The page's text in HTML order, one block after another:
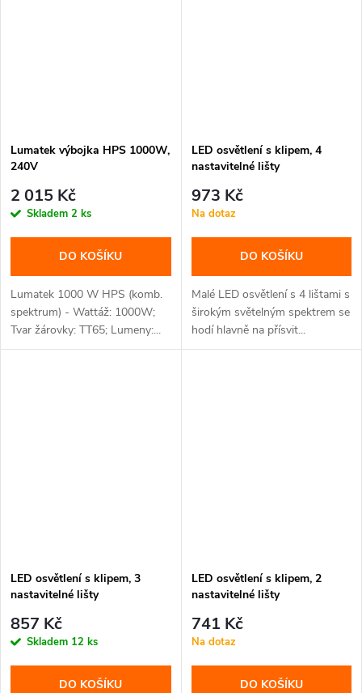
Lumatek výbojka HPS 1000W,
240V
2 015 Kč
Skladem 2 ks
DO KOŠÍKU
Lumatek 1000 W HPS (komb.
spektrum) - Wattáž: 1000W;
Tvar žárovky: TT65; Lumeny:...
LED osvětlení s klipem, 4
nastavitelné lišty
973 Kč
Na dotaz
DO KOŠÍKU
Malé LED osvětlení s 4 lištami s
širokým světelným spektrem se
hodí hlavně na přísvit...
LED osvětlení s klipem, 3
nastavitelné lišty
857 Kč
Skladem 12 ks
DO KOŠÍKU
LED osvětlení s klipem, 2
nastavitelné lišty
741 Kč
Na dotaz
DO KOŠÍKU